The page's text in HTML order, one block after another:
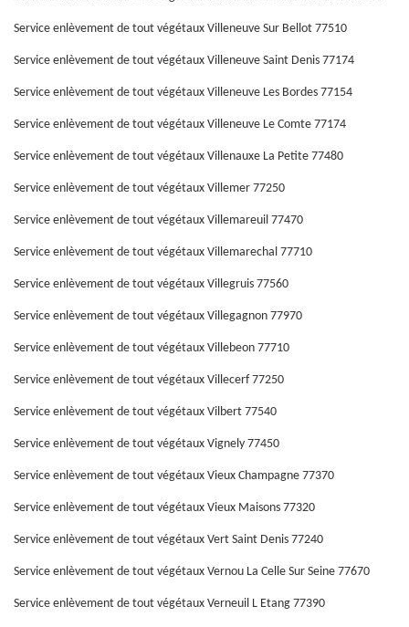
Service enlèvement de tout végétaux Villeneuve Sur Bellot 77510
Service enlèvement de tout végétaux Villeneuve Saint Denis 77174
Service enlèvement de tout végétaux Villeneuve Les Bordes 77154
Service enlèvement de tout végétaux Villeneuve Le Comte 77174
Service enlèvement de tout végétaux Villenauxe La Petite 77480
Service enlèvement de tout végétaux Villemer 77250
Service enlèvement de tout végétaux Villemareuil 77470
Service enlèvement de tout végétaux Villemarechal 77710
Service enlèvement de tout végétaux Villegruis 77560
Service enlèvement de tout végétaux Villegagnon 77970
Service enlèvement de tout végétaux Villebeon 77710
Service enlèvement de tout végétaux Villecerf 77250
Service enlèvement de tout végétaux Vilbert 77540
Service enlèvement de tout végétaux Vignely 77450
Service enlèvement de tout végétaux Vieux Champagne 77370
Service enlèvement de tout végétaux Vieux Maisons 77320
Service enlèvement de tout végétaux Vert Saint Denis 77240
Service enlèvement de tout végétaux Vernou La Celle Sur Seine 77670
Service enlèvement de tout végétaux Verneuil L Etang 77390